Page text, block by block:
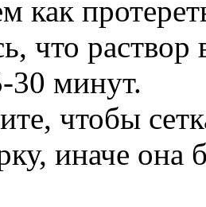
как
что
30 минут.
чтобы
иначе она